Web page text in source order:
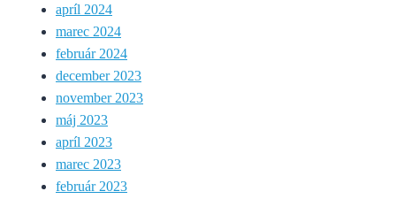
apríl 2024
marec 2024
február 2024
december 2023
november 2023
máj 2023
apríl 2023
marec 2023
február 2023